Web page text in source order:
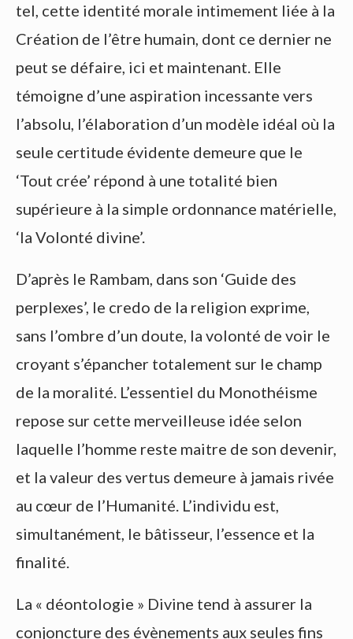
tel, cette identité morale intimement liée à la
Création de l’être humain, dont ce dernier ne
peut se défaire, ici et maintenant. Elle
témoigne d’une aspiration incessante vers
l’absolu, l’élaboration d’un modèle idéal où la
seule certitude évidente demeure que le
‘Tout crée’ répond à une totalité bien
supérieure à la simple ordonnance matérielle,
‘la Volonté divine’.
D’après le Rambam, dans son ‘Guide des
perplexes’, le credo de la religion exprime,
sans l’ombre d’un doute, la volonté de voir le
croyant s’épancher totalement sur le champ
de la moralité. L’essentiel du Monothéisme
repose sur cette merveilleuse idée selon
laquelle l’homme reste maitre de son devenir,
et la valeur des vertus demeure à jamais rivée
au cœur de l’Humanité. L’individu est,
simultanément, le bâtisseur, l’essence et la
finalité.
La « déontologie » Divine tend à assurer la
conjoncture des évènements aux seules fins